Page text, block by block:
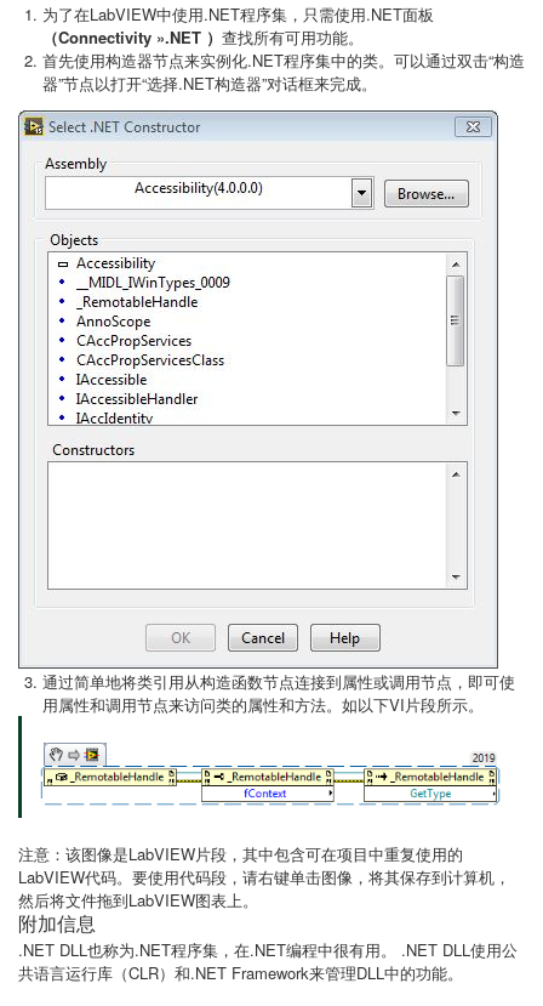
为了在LabVIEW中使用.NET程序集，只需使用.NET面板
（Connectivity ».NET ） 查找所有可用功能。
首先使用构造器节点来实例化.NET程序集中的类。可以通过双击“构造
器”节点以打开“选择.NET构造器”对话框来完成。
通过简单地将类引用从构造函数节点连接到属性或调用节点，即可使
用属性和调用节点来访问类的属性和方法。如以下VI片段所示。
注意：该图像是LabVIEW片段，其中包含可在项目中重复使用的
LabVIEW代码。要使用代码段，请右键单击图像，将其保存到计算机，
然后将文件拖到LabVIEW图表上。
附加信息
.NET DLL也称为.NET程序集，在.NET编程中很有用。 .NET DLL使用公
共语言运行库（CLR）和.NET Framework来管理DLL中的功能。